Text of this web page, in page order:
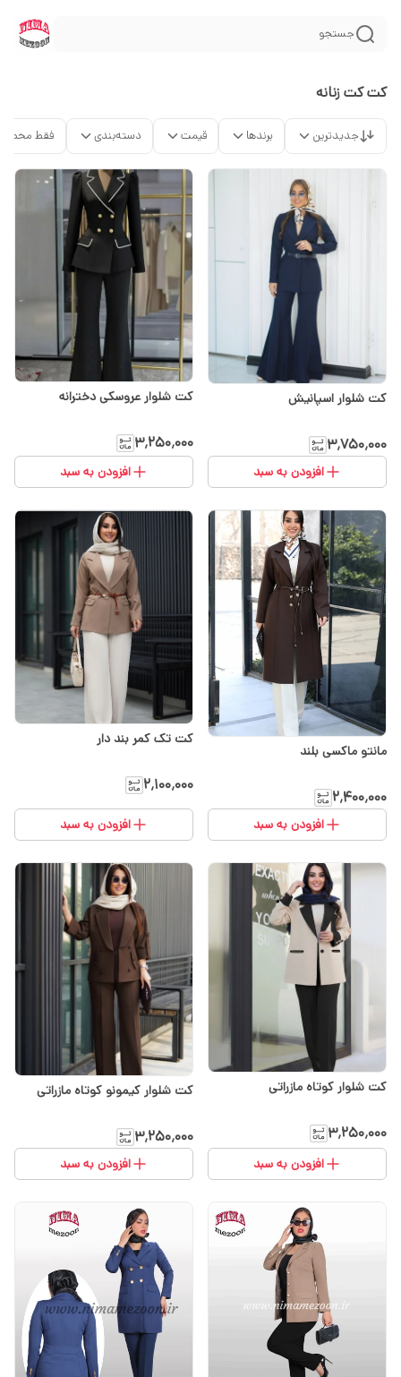
جستجو
کت کت زنانه
جدیدترین برندها قیمت دسته‌بندی فقط
کت شلوار اسپانیش
۳٬۷۵۰٬۰۰۰
افزودن به سبد
کت شلوار عروسکی دخترانه
۳٬۲۵۰٬۰۰۰
افزودن به سبد
مانتو ماکسی بلند
۲٬۴۰۰٬۰۰۰
افزودن به سبد
کت تک کمر بند دار
۲٬۱۰۰٬۰۰۰
افزودن به سبد
کت شلوار کوتاه مازراتی
۳٬۲۵۰٬۰۰۰
افزودن به سبد
کت شلوار کیمونو کوتاه مازراتی
۳٬۲۵۰٬۰۰۰
افزودن به سبد